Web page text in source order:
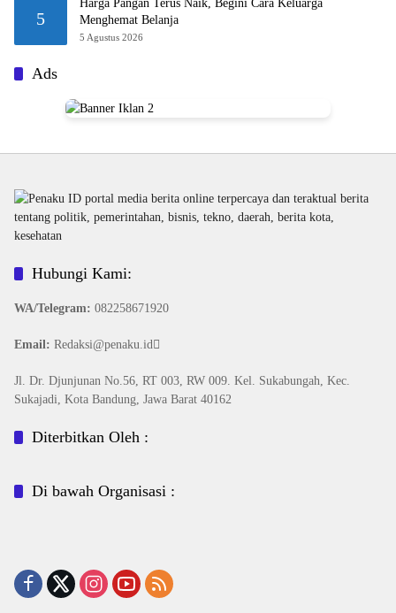
5
Harga Pangan Terus Naik, Begini Cara Keluarga
Menghemat Belanja
5 Agustus 2026
Ads
Hubungi Kami:
WA/Telegram: 082258671920
Email: Redaksi@penaku.id
Jl. Dr. Djunjunan No.56, RT 003, RW 009. Kel. Sukabungah, Kec.
Sukajadi, Kota Bandung, Jawa Barat 40162
Diterbitkan Oleh :
Di bawah Organisasi :